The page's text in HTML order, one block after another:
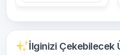
İlginizi Çekebilecek